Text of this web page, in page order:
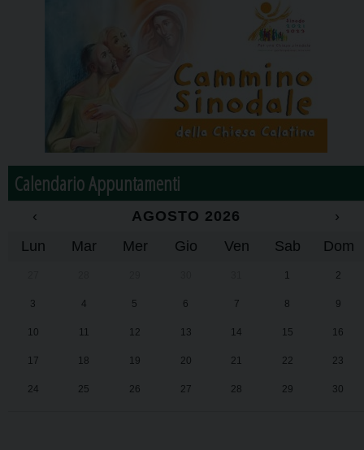
Calendario Appuntamenti
‹ AGOSTO 2026
›
Lun
Mar Mer Gio Ven Sab Dom
1 2
3 4 5 6 7 8 9
10 11 12 13 14 15 16
17 18 19 20 21 22 23
24 25 26 27 28 29 30